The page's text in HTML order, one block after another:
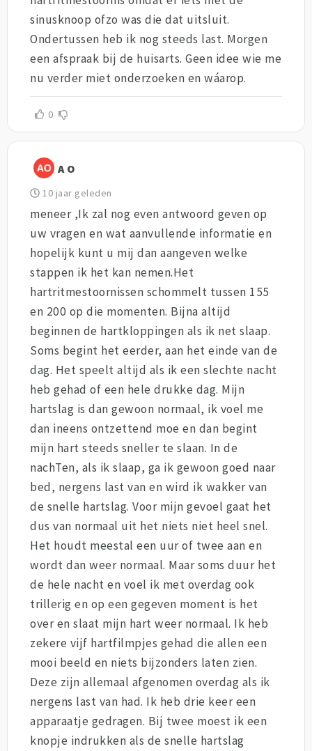
sinusknoop ofzo was die dat uitsluit.
Ondertussen heb ik nog steeds last. Morgen
een afspraak bij de huisarts. Geen idee wie me
nu verder miet onderzoeken en wáarop.
0
A O
10 jaar geleden
meneer ,Ik zal nog even antwoord geven op
uw vragen en wat aanvullende informatie en
hopelijk kunt u mij dan aangeven welke
stappen ik het kan nemen.Het
hartritmestoornissen schommelt tussen 155
en 200 op die momenten. Bijna altijd
beginnen de hartkloppingen als ik net slaap.
Soms begint het eerder, aan het einde van de
dag. Het speelt altijd als ik een slechte nacht
heb gehad of een hele drukke dag. Mijn
hartslag is dan gewoon normaal, ik voel me
dan ineens ontzettend moe en dan begint
mijn hart steeds sneller te slaan. In de
nachTen, als ik slaap, ga ik gewoon goed naar
bed, nergens last van en wird ik wakker van
de snelle hartslag. Voor mijn gevoel gaat het
dus van normaal uit het niets niet heel snel.
Het houdt meestal een uur of twee aan en
wordt dan weer normaal. Maar soms duur het
de hele nacht en voel ik met overdag ook
trillerig en op een gegeven moment is het
over en slaat mijn hart weer normaal. Ik heb
zekere vijf hartfilmpjes gehad die allen een
mooi beeld en niets bijzonders laten zien.
Deze zijn allemaal afgenomen overdag als ik
nergens last van had. Ik heb drie keer een
apparaatje gedragen. Bij twee moest ik een
knopje indrukken als de snelle hartslag